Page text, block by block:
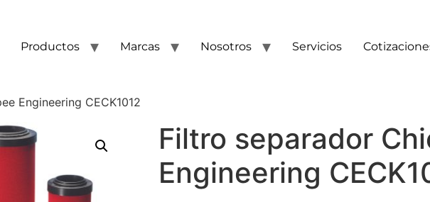
Productos Marcas Nosotros Servicios
Engineering CECK1012
Filtro separador
Engineering